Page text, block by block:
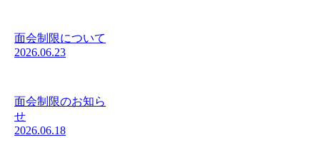
面会制限について
2026.06.23
面会制限のお知ら
せ
2026.06.18